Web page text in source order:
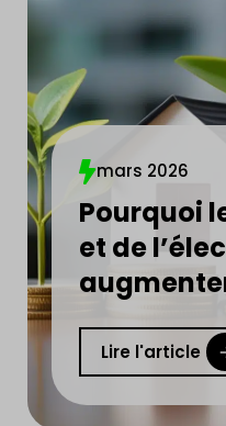
mars 2026
Pourquoi
et de
Lire l'article